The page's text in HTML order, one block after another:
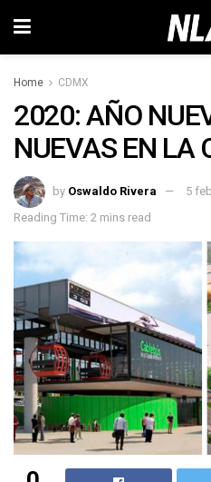
Home CDMX
2020: AÑO
NUEVAS EN LA
by Oswaldo Rivera
5
Reading Time: 2 mins read